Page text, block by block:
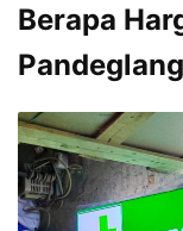
Berapa